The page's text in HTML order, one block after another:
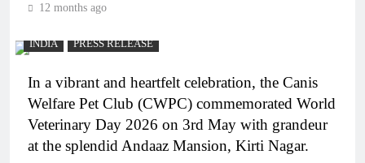
12 months ago
INDIA PRESS RELEASE
In a vibrant and heartfelt celebration, the Canis
Welfare Pet Club (CWPC) commemorated World
Veterinary Day 2026 on 3rd May with grandeur
at the splendid Andaaz Mansion, Kirti Nagar.